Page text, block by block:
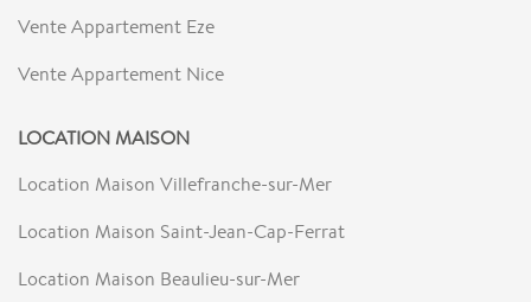
Vente Appartement Eze
Vente Appartement Nice
LOCATION MAISON
Location Maison Villefranche-sur-Mer
Location Maison Saint-Jean-Cap-Ferrat
Location Maison Beaulieu-sur-Mer